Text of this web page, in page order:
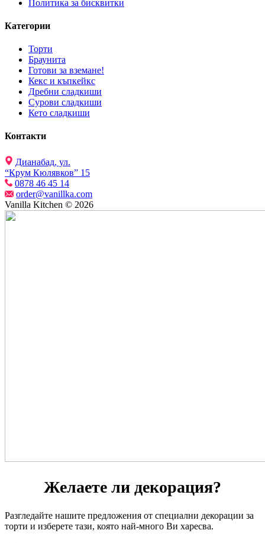
Политика за бисквитки
Категории
Торти
Браунита
Готови за вземане!
Кекс и къпкейкс
Дребни сладкиши
Сурови сладкиши
Кето сладкиши
Контакти
Дианабад, ул.
“Крум Кюлявков” 15
0878 46 45 14
order@vanillka.com
Vanilla Kitchen © 2026
Желаете ли декорация?
Разгледайте нашите предложения от специални декорации за
торти и изберете тази, която най-много Ви харесва.